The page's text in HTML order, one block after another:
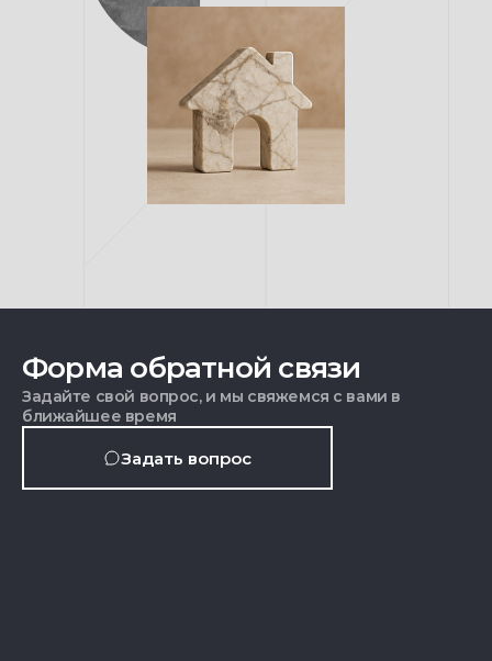
Форма обратной связи
Задайте свой вопрос, и мы свяжемся с вами в
ближайшее время
Задать вопрос